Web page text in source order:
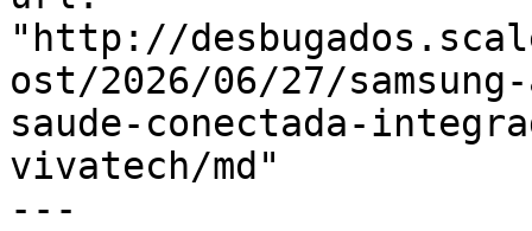
"http://
ost/2026/06/27/
saude-conectada-
vivatech/md"
---